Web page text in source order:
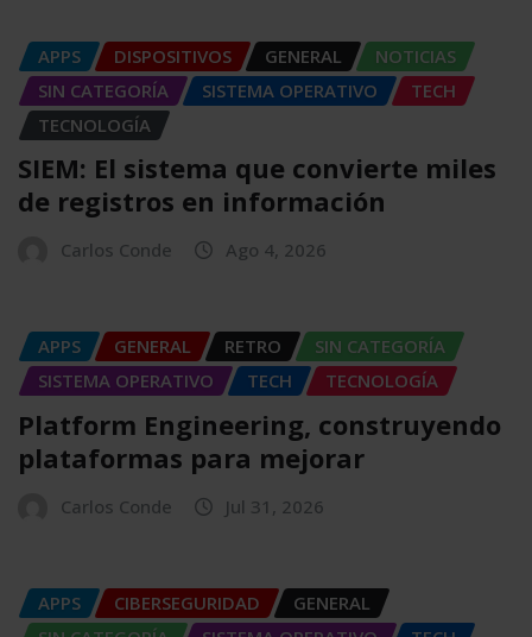
APPS DISPOSITIVOS GENERAL
NOTICIAS
SIN CATEGORÍA
SISTEMA OPERATIVO
TECH
TECNOLOGÍA
SIEM: El sistema que convierte miles
de registros en información
Carlos Conde Ago 4, 2026
APPS GENERAL RETRO
SIN CATEGORÍA
SISTEMA OPERATIVO
TECH TECNOLOGÍA
Platform Engineering, construyendo
plataformas para mejorar
Carlos Conde Jul 31, 2026
APPS CIBERSEGURIDAD
GENERAL